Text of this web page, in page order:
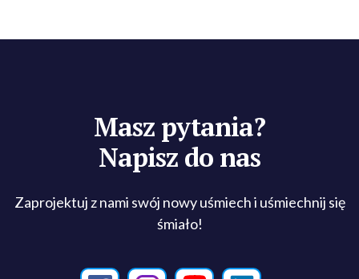
Masz pytania?
Napisz do nas
Zaprojektuj z nami swój nowy uśmiech i uśmiechnij się
śmiało!